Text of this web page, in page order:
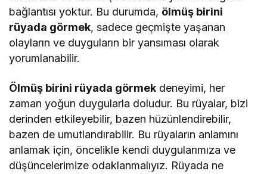
bağlantısı yoktur. Bu durumda, ölmüş birini
rüyada görmek, sadece geçmişte yaşanan
olayların ve duyguların bir yansıması olarak
yorumlanabilir.
Ölmüş birini rüyada görmek deneyimi, her
zaman yoğun duygularla doludur. Bu rüyalar, bizi
derinden etkileyebilir, bazen hüzünlendirebilir,
bazen de umutlandırabilir. Bu rüyaların anlamını
anlamak için, öncelikle kendi duygularımıza ve
düşüncelerimize odaklanmalıyız. Rüyada ne